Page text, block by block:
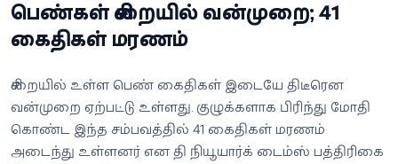
வீடியோ
கட்டுரை
வெப்ஸ்டோரி
பெண்கள் சிறையில் வன்முறை; 41
கைதிகள் மரணம்
சிறையில் உள்ள பெண் கைதிகள் இடையே திடீரென
வன்முறை ஏற்பட்டு உள்ளது. குழுக்களாக பிரிந்து மோதி
கொண்ட இந்த சம்பவத்தில் 41 கைதிகள் மரணம்
அடைந்து உள்ளனர் என தி நியூயார்க் டைம்ஸ் பத்திரிகை